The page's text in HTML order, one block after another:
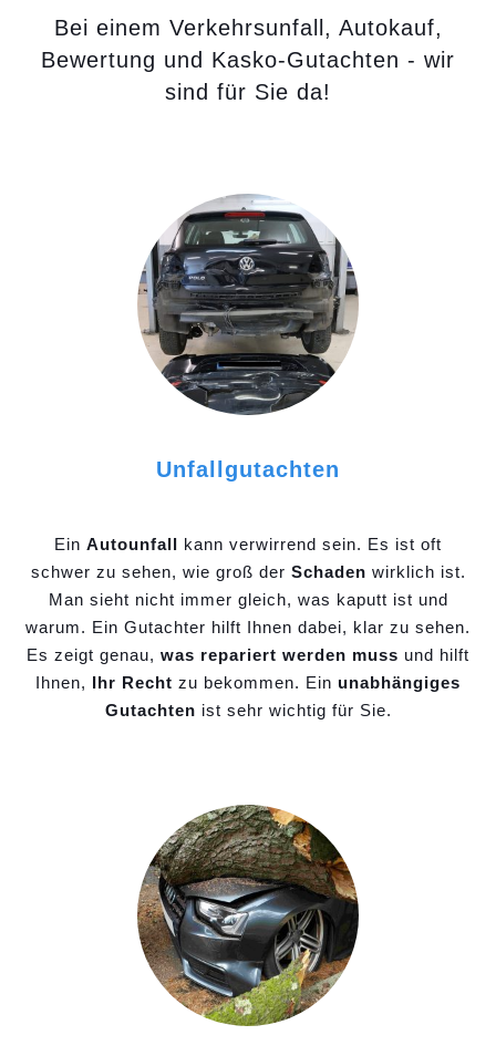
Bei einem Verkehrsunfall, Autokauf,
Bewertung und Kasko-Gutachten - wir
sind für Sie da!
Unfallgutachten
Ein Autounfall kann verwirrend sein. Es ist oft
schwer zu sehen, wie groß der Schaden wirklich ist.
Man sieht nicht immer gleich, was kaputt ist und
warum. Ein Gutachter hilft Ihnen dabei, klar zu sehen.
Es zeigt genau, was repariert werden muss und hilft
Ihnen, Ihr Recht zu bekommen. Ein unabhängiges
Gutachten ist sehr wichtig für Sie.